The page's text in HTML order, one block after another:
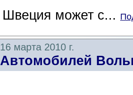
Швеция может с...
16 марта 2010 г.
Автомобилей